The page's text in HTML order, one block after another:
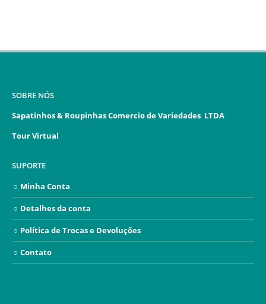
SOBRE NÓS
Sapatinhos & Roupinhas Comercio de Variedades LTDA
Tour Virtual
SUPORTE
Minha Conta
Detalhes da conta
Política de Trocas e Devoluções
Contato